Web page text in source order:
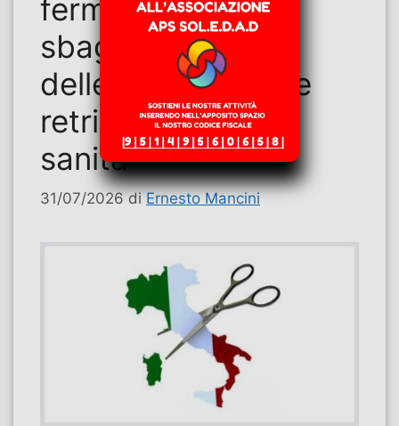
ferma al piano
sbagliato. Il caso
delle tariffe e delle
retribuzioni nella
sanità
31/07/2026 diErnesto Mancini